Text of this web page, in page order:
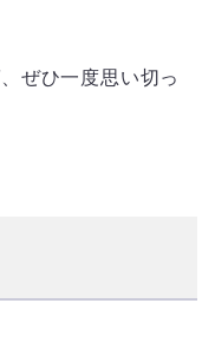
ぜひ一度思い切っ